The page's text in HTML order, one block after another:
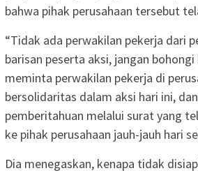
bahwa pihak perusahaan tersebut
“Tidak ada perwakilan pekerja dari
barisan peserta aksi, jangan
meminta perwakilan pekerja di
bersolidaritas dalam aksi hari ini,
pemberitahuan melalui surat yang
ke pihak perusahaan jauh-jauh hari
Dia menegaskan, kenapa tidak